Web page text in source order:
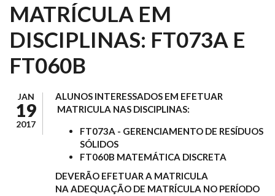
MATRÍCULA EM
DISCIPLINAS: FT073A E
FT060B
JAN
19
2017
ALUNOS INTERESSADOS EM EFETUAR
MATRICULA NAS DISCIPLINAS:
FT073A - GERENCIAMENTO DE RESÍDUOS
SÓLIDOS
FT060B MATEMÁTICA DISCRETA
DEVERÃO EFETUAR A MATRICULA
NA ADEQUAÇÃO DE MATRÍCULA NO PERÍODO